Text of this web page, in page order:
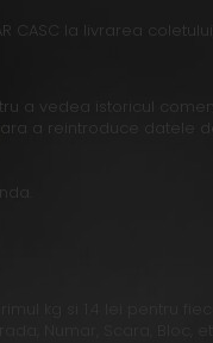
la livrarea
a vedea istoricul
a reintroduce datele
kg si 1.4 lei pentru
Numar, Scara, Bloc,